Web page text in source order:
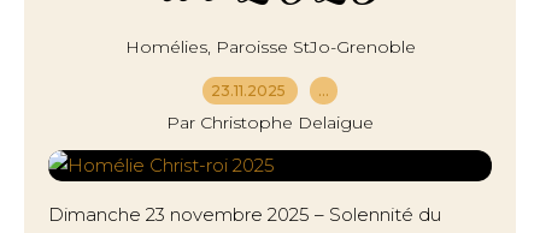
Homélies, Paroisse StJo-Grenoble
23.11.2025 …
Par Christophe Delaigue
Dimanche 23 novembre 2025 – Solennité du